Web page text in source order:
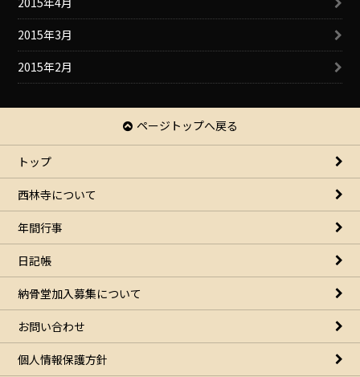
2015年3月
2015年2月
ページトップへ戻る
トップ
西林寺について
年間行事
日記帳
納骨堂加入募集について
お問い合わせ
個人情報保護方針